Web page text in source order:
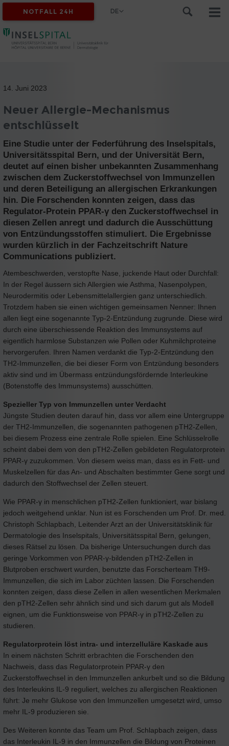
NOTFALL 24H DE
14. Juni 2023
Neuer Allergie-Mechanismus
entschlüsselt
Eine Studie unter der Federführung des Inselspitals,
Universitätsspital Bern, und der Universität Bern,
deutet auf einen bisher unbekannten Zusammenhang
zwischen dem Zuckerstoffwechsel von Immunzellen
und deren Beteiligung an allergischen Erkrankungen
hin. Die Forschenden konnten zeigen, dass das
Regulator-Protein PPAR-γ den Zuckerstoffwechsel in
diesen Zellen anregt und dadurch die Ausschüttung
von Entzündungsstoffen stimuliert. Die Ergebnisse
wurden kürzlich in der Fachzeitschrift Nature
Communications publiziert.
Atembeschwerden, verstopfte Nase, juckende Haut oder Durchfall:
In der Regel äussern sich Allergien wie Asthma, Nasenpolypen,
Neurodermitis oder Lebensmittelallergien ganz unterschiedlich.
Trotzdem haben sie einen wichtigen gemeinsamen Nenner: Ihnen
allen liegt eine sogenannte Typ-2-Entzündung zugrunde. Diese wird
durch eine überschiessende Reaktion des Immunsystems auf
eigentlich harmlose Substanzen wie Pollen oder Kuhmilchproteine
hervorgerufen. Ihren Namen verdankt die Typ-2-Entzündung den
TH2-Immunzellen, die bei dieser Form von Entzündung besonders
aktiv sind und im Übermass entzündungsfördernde Interleukine
(Botenstoffe des Immunsystems) ausschütten.
Spezieller Typ von Immunzellen unter Verdacht
Jüngste Studien deuten darauf hin, dass vor allem eine Untergruppe
der TH2-Immunzellen, die sogenannten pathogenen pTH2-Zellen,
bei diesem Prozess eine zentrale Rolle spielen. Eine Schlüsselrolle
scheint dabei dem von den pTH2-Zellen gebildeten Regulatorprotein
PPAR-γ zuzukommen. Von diesem weiss man, dass es in Fett- und
Muskelzellen für das An- und Abschalten bestimmter Gene sorgt und
dadurch den Stoffwechsel der Zellen steuert.
Wie PPAR-γ in menschlichen pTH2-Zellen funktioniert, war bislang
jedoch weitgehend unklar. Nun ist es Forschenden um Prof. Dr. med.
Christoph Schlapbach, Leitender Arzt an der Universitätsklinik für
Dermatologie des Inselspitals, Universitätsspital Bern, gelungen,
dieses Rätsel zu lösen. Da bisherige Untersuchungen durch das
geringe Vorkommen von PPAR-γ-bildenden pTH2-Zellen in
Blutproben erschwert wurden, benutzte das Forscherteam TH9-
Immunzellen, die sich im Labor züchten lassen. Die Forschenden
konnten zeigen, dass diese Zellen in allen wesentlichen Merkmalen
den pTH2-Zellen sehr ähnlich sind und sich darum gut als Modell
eignen, um die Funktionsweise von PPAR-γ in pTH2-Zellen zu
studieren.
Regulatorprotein löst intra- und interzelluläre Kaskade aus
In einem nächsten Schritt erbrachten die Forschenden den
Nachweis, dass das Regulatorprotein PPAR-γ den
Zuckerstoffwechsel in den Immunzellen ankurbelt und so die Bildung
des Interleukins IL-9 reguliert, welches zu allergischen Reaktionen
führt: Je mehr Glukose von den Immunzellen umgesetzt wird, umso
mehr IL-9 produzieren sie.
Des Weiteren konnte das Team um Prof. Schlapbach zeigen, dass
das Interleukin IL-9 in den Immunzellen die Bildung von Proteinen